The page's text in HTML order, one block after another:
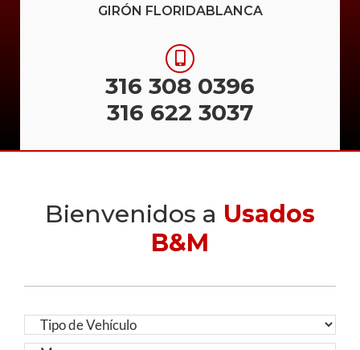
GIRÓN FLORIDABLANCA
316 308 0396
316 622 3037
Bienvenidos a Usados
B&M